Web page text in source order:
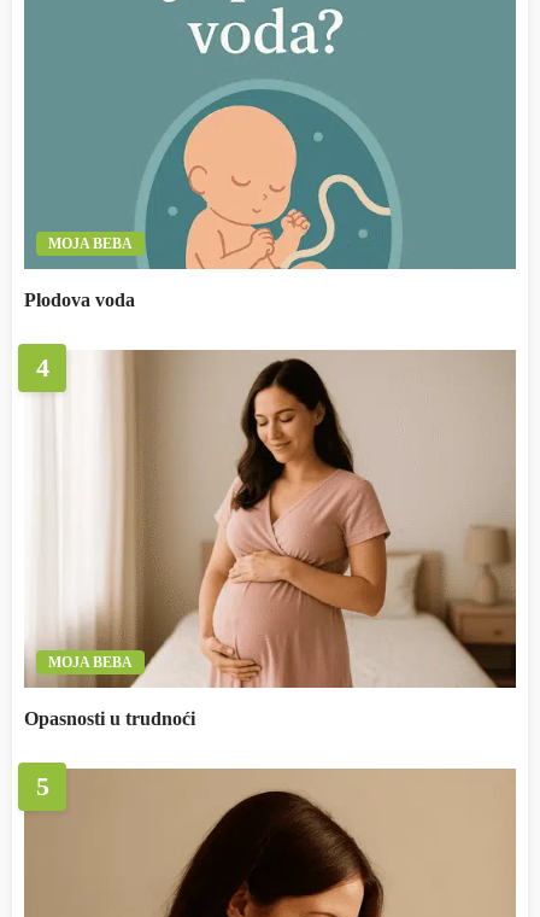
MOJA BEBA
Plodova voda
4
MOJA BEBA
Opasnosti u trudnoći
5